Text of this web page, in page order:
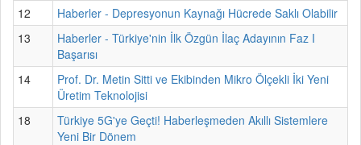
12
Haberler - Depresyonun Kaynağı Hücrede Saklı Olabilir
13
Haberler - Türkiye'nin İlk Özgün İlaç Adayının Faz I
Başarısı
14
Prof. Dr. Metin Sitti ve Ekibinden Mikro Ölçekli İki Yeni
Üretim Teknolojisi
18
Türkiye 5G'ye Geçti! Haberleşmeden Akıllı Sistemlere
Yeni Bir Dönem